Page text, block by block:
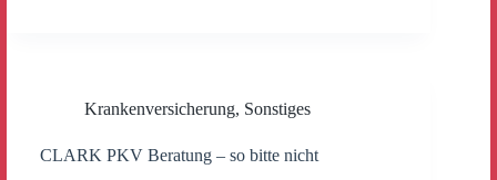
Krankenversicherung, Sonstiges
CLARK PKV Beratung – so bitte nicht